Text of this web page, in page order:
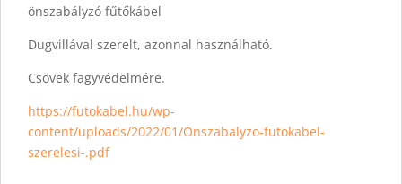
önszabályzó fűtőkábel
Dugvillával szerelt, azonnal használható.
Csövek fagyvédelmére.
https://futokabel.hu/wp-
content/uploads/2022/01/Onszabalyzo-futokabel-
szerelesi-.pdf